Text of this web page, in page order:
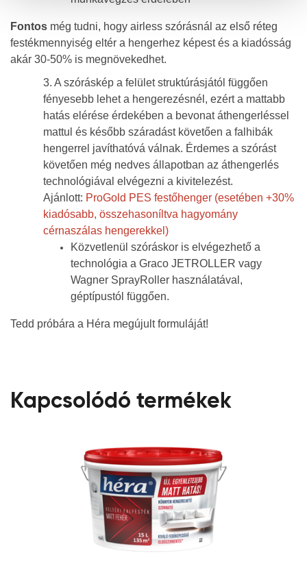
Fontos még tudni, hogy airless szórásnál az első réteg
festékmennyiség eltér a hengerhez képest és a kiadósság
akár 30-50% is megnövekedhet.
3. A szóráskép a felület struktúrásjától függően
fényesebb lehet a hengerezésnél, ezért a mattabb
hatás elérése érdekében a bevonat áthengerléssel
mattul és később száradást követően a falhibák
hengerrel javíthatóvá válnak. Érdemes a szórást
követően még nedves állapotban az áthengerlés
technológiával elvégezni a kivitelezést.
Ajánlott: ProGold PES festőhenger (esetében +30%
kiadósabb, összehasoníltva hagyomány
cérnaszálas hengerekkel)
Közvetlenül szóráskor is elvégezhető a
technológia a Graco JETROLLER vagy
Wagner SprayRoller használatával,
géptípustól függően.
Tedd próbára a Héra megújult formuláját!
Kapcsolódó termékek